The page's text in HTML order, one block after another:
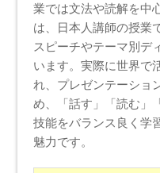
業では文法や読解を中
は、日本人講師の授業
スピーチやテーマ別デ
います。実際に世界で
れ、プレゼンテーショ
め、「話す」「読む」
技能をバランス良く学
魅力です。